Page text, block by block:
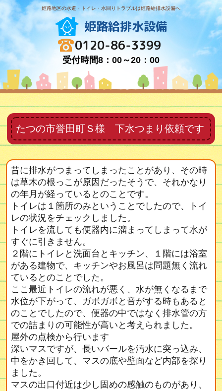
姫路地区の水道・トイレ・水回りトラブルは姫路給排水設備へ
姫路給排水設備
0120-86-3399
受付時間8：00～20：00
たつの市誉田町Ｓ様 下水つまり依頼です
昔に排水がつまってしまったことがあり、その時
は草木の根っこが原因だったそうで、それかなり
の年月が経っているとのことです。
トイレは１箇所のみということでしたので、トイ
レの状況をチェックしました。
トイレを流しても便器内に溜まってしまって水が
すぐに引きません。
２階にトイレと洗面台とキッチン、１階には浴室
がある建物で、キッチンやお風呂は問題無く流れ
ているとのことでした。
ここ最近トイレの流れが悪く、水が無くなるまで
水位が下がって、ガボガボと音がする時もあると
のことでしたので、便器の中ではなく排水管の方
での詰まりの可能性が高いと考えられました。
屋外の点検から行います
深いマスですが、長いバールを汚水に突っ込み、
中をかき回して、マスの底や壁面など内部を探り
ました。
マスの出口付近は少し固めの感触のものがあり、